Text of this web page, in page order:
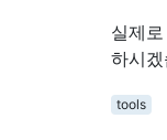
실제
하시
tools